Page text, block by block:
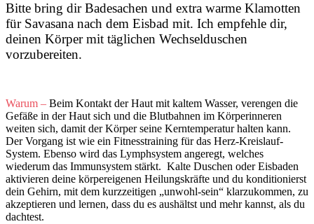
Bitte bring dir Badesachen und extra warme Klamotten
für Savasana nach dem Eisbad mit. Ich empfehle dir,
deinen Körper mit täglichen Wechselduschen
vorzubereiten.
Warum – Beim Kontakt der Haut mit kaltem Wasser, verengen die
Gefäße in der Haut sich und die Blutbahnen im Körperinneren
weiten sich, damit der Körper seine Kerntemperatur halten kann.
Der Vorgang ist wie ein Fitnesstraining für das Herz-Kreislauf-
System. Ebenso wird das Lymphsystem angeregt, welches
wiederum das Immunsystem stärkt. Kalte Duschen oder Eisbaden
aktivieren deine körpereigenen Heilungskräfte und du konditionierst
dein Gehirn, mit dem kurzzeitigen „unwohl-sein“ klarzukommen, zu
akzeptieren und lernen, dass du es aushältst und mehr kannst, als du
dachtest.